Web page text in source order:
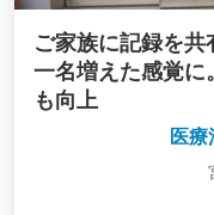
ご家族に記録を
一名増えた感覚に
も向上
医